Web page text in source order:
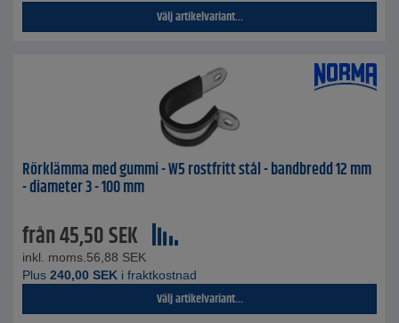
Välj artikelvariant...
Rörklämma med gummi - W5 rostfritt stål - bandbredd 12 mm
- diameter 3 - 100 mm
från45,50SEK
inkl. moms. 56,88 SEK
Plus 240,00 SEK i fraktkostnad
Välj artikelvariant...